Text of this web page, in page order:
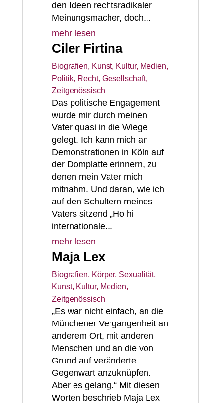
den Ideen rechtsradikaler
Meinungsmacher, doch...
mehr lesen
Ciler Firtina
Biografien, Kunst, Kultur, Medien,
Politik, Recht, Gesellschaft,
Zeitgenössisch
Das politische Engagement
wurde mir durch meinen
Vater quasi in die Wiege
gelegt. Ich kann mich an
Demonstrationen in Köln auf
der Domplatte erinnern, zu
denen mein Vater mich
mitnahm. Und daran, wie ich
auf den Schultern meines
Vaters sitzend „Ho hi
internationale...
mehr lesen
Maja Lex
Biografien, Körper, Sexualität,
Kunst, Kultur, Medien,
Zeitgenössisch
„Es war nicht einfach, an die
Münchener Vergangenheit an
anderem Ort, mit anderen
Menschen und an die von
Grund auf veränderte
Gegenwart anzuknüpfen.
Aber es gelang.“ Mit diesen
Worten beschrieb Maja Lex